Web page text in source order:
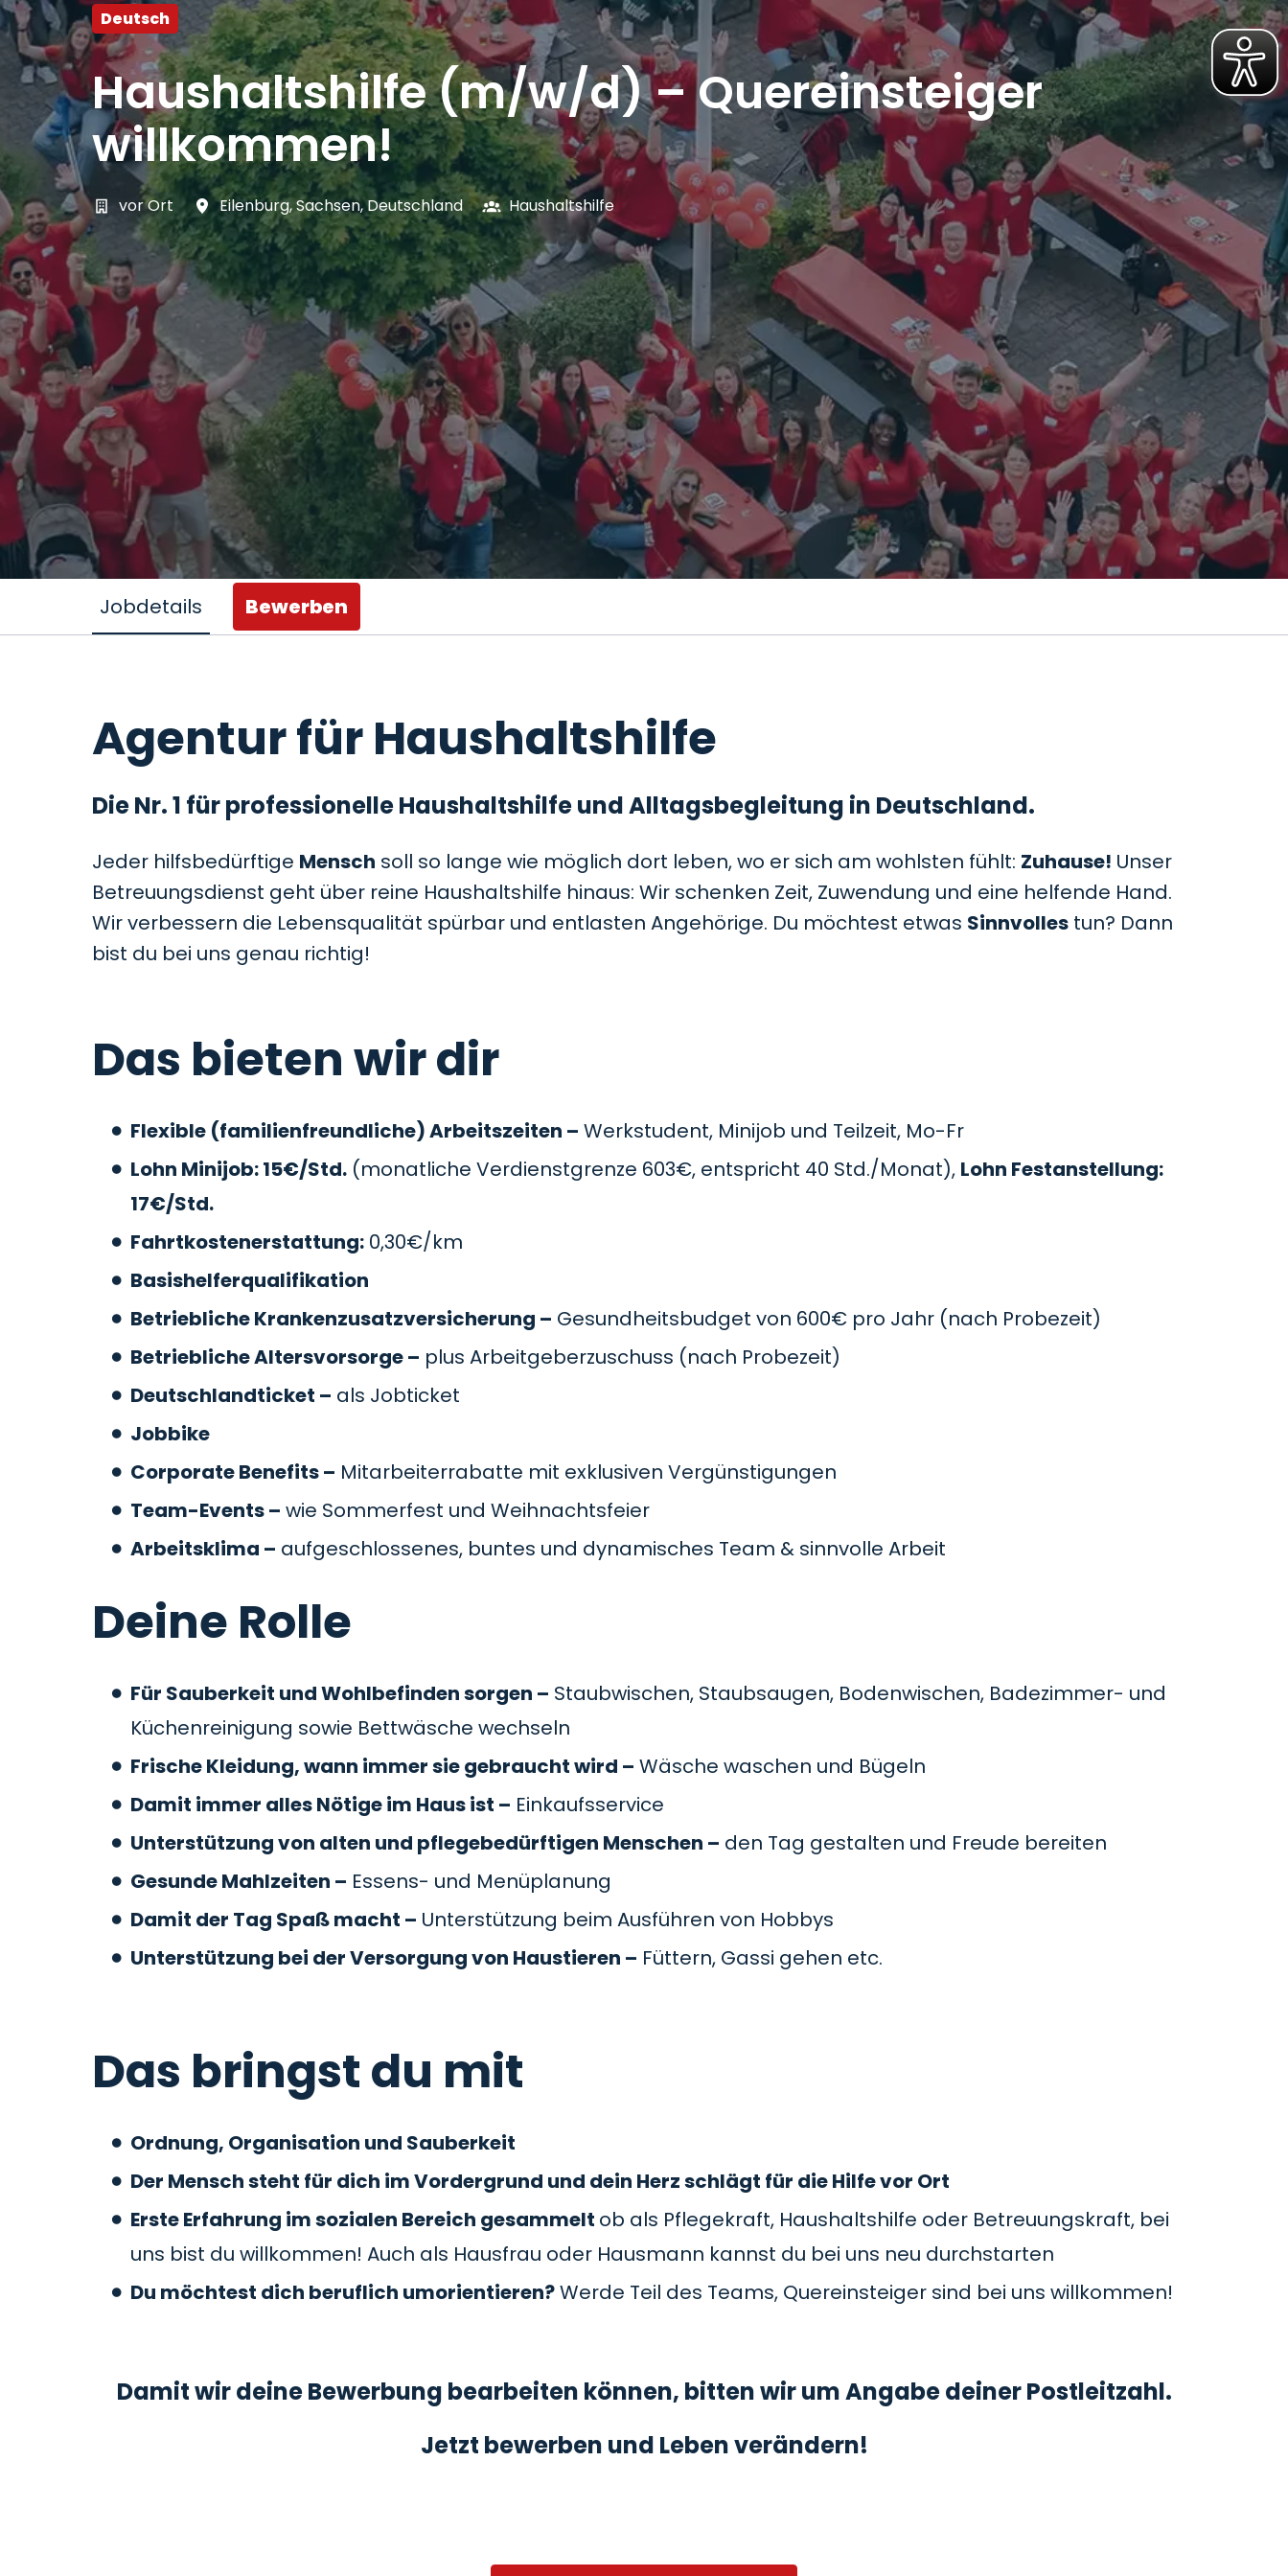
Deutsch
Haushaltshilfe (m/w/d) – Quereinsteiger
willkommen!
vor Ort Eilenburg,Sachsen,Deutschland Haushaltshilfe
Jobdetails Bewerben
Agentur für Haushaltshilfe
Die Nr. 1 für professionelle Haushaltshilfe und Alltagsbegleitung in Deutschland.
Jeder hilfsbedürftige Mensch soll so lange wie möglich dort leben, wo er sich am wohlsten fühlt: Zuhause! Unser
Betreuungsdienst geht über reine Haushaltshilfe hinaus: Wir schenken Zeit, Zuwendung und eine helfende Hand.
Wir verbessern die Lebensqualität spürbar und entlasten Angehörige. Du möchtest etwas Sinnvolles tun? Dann
bist du bei uns genau richtig!
Das bieten wir dir
Flexible (familienfreundliche) Arbeitszeiten – Werkstudent, Minijob und Teilzeit, Mo-Fr
Lohn Minijob: 15€/Std. (monatliche Verdienstgrenze 603€, entspricht 40 Std./Monat), Lohn Festanstellung:
17€/Std.
Fahrtkostenerstattung: 0,30€/km
Basishelferqualifikation
Betriebliche Krankenzusatzversicherung – Gesundheitsbudget von 600€ pro Jahr (nach Probezeit)
Betriebliche Altersvorsorge – plus Arbeitgeberzuschuss (nach Probezeit)
Deutschlandticket – als Jobticket
Jobbike
Corporate Benefits – Mitarbeiterrabatte mit exklusiven Vergünstigungen
Team-Events – wie Sommerfest und Weihnachtsfeier
Arbeitsklima – aufgeschlossenes, buntes und dynamisches Team & sinnvolle Arbeit
Deine Rolle
Für Sauberkeit und Wohlbefinden sorgen – Staubwischen, Staubsaugen, Bodenwischen, Badezimmer- und
Küchenreinigung sowie Bettwäsche wechseln
Frische Kleidung, wann immer sie gebraucht wird – Wäsche waschen und Bügeln
Damit immer alles Nötige im Haus ist – Einkaufsservice
Unterstützung von alten und pflegebedürftigen Menschen – den Tag gestalten und Freude bereiten
Gesunde Mahlzeiten – Essens- und Menüplanung
Damit der Tag Spaß macht – Unterstützung beim Ausführen von Hobbys
Unterstützung bei der Versorgung von Haustieren – Füttern, Gassi gehen etc.
Das bringst du mit
Ordnung, Organisation und Sauberkeit
Der Mensch steht für dich im Vordergrund und dein Herz schlägt für die Hilfe vor Ort
Erste Erfahrung im sozialen Bereich gesammelt ob als Pflegekraft, Haushaltshilfe oder Betreuungskraft, bei
uns bist du willkommen! Auch als Hausfrau oder Hausmann kannst du bei uns neu durchstarten
Du möchtest dich beruflich umorientieren?Werde Teil des Teams, Quereinsteiger sind bei uns willkommen!
Damit wir deine Bewerbung bearbeiten können, bitten wir um Angabe deiner Postleitzahl.
Jetzt bewerben und Leben verändern!